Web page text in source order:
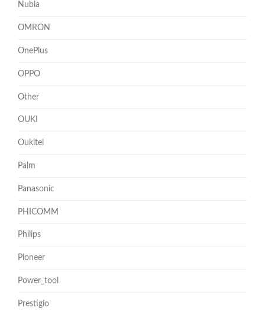
Nubia
OMRON
OnePlus
OPPO
Other
OUKI
Oukitel
Palm
Panasonic
PHICOMM
Philips
Pioneer
Power_tool
Prestigio